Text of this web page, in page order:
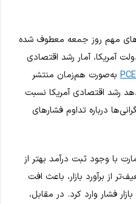
مهم روز جمعه معطوف شده
آمریکا، آمار رشد اقتصادی
PCE به‌صورت هم‌زمان منتشر
رشد اقتصادی آمریکا نسبت
درباره تداوم فشارهای
با وجود ثبت درآمد بهتر از
از برآورد بازار، باعث افت
فشار وارد کرد. در مقابل،